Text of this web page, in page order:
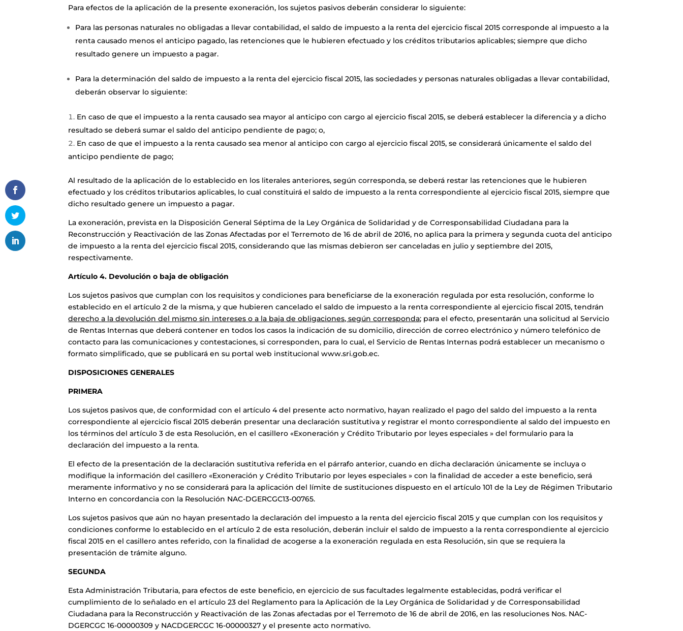
Para efectos de la aplicación de la presente exoneración, los sujetos pasivos deberán considerar lo siguiente:
Para las personas naturales no obligadas a llevar contabilidad, el saldo de impuesto a la renta del ejercicio fiscal 2015 corresponde al impuesto a la
renta causado menos el anticipo pagado, las retenciones que le hubieren efectuado y los créditos tributarios aplicables; siempre que dicho
resultado genere un impuesto a pagar.
Para la determinación del saldo de impuesto a la renta del ejercicio fiscal 2015, las sociedades y personas naturales obligadas a llevar contabilidad,
deberán observar lo siguiente:
En caso de que el impuesto a la renta causado sea mayor al anticipo con cargo al ejercicio fiscal 2015, se deberá establecer la diferencia y a dicho
resultado se deberá sumar el saldo del anticipo pendiente de pago; o,
En caso de que el impuesto a la renta causado sea menor al anticipo con cargo al ejercicio fiscal 2015, se considerará únicamente el saldo del
anticipo pendiente de pago;
Al resultado de la aplicación de lo establecido en los literales anteriores, según corresponda, se deberá restar las retenciones que le hubieren
efectuado y los créditos tributarios aplicables, lo cual constituirá el saldo de impuesto a la renta correspondiente al ejercicio fiscal 2015, siempre que
dicho resultado genere un impuesto a pagar.
La exoneración, prevista en la Disposición General Séptima de la Ley Orgánica de Solidaridad y de Corresponsabilidad Ciudadana para la
Reconstrucción y Reactivación de las Zonas Afectadas por el Terremoto de 16 de abril de 2016, no aplica para la primera y segunda cuota del anticipo
de impuesto a la renta del ejercicio fiscal 2015, considerando que las mismas debieron ser canceladas en julio y septiembre del 2015,
respectivamente.
Artículo 4. Devolución o baja de obligación
Los sujetos pasivos que cumplan con los requisitos y condiciones para beneficiarse de la exoneración regulada por esta resolución, conforme lo
establecido en el artículo 2 de la misma, y que hubieren cancelado el saldo de impuesto a la renta correspondiente al ejercicio fiscal 2015, tendrán
derecho a la devolución del mismo sin intereses o a la baja de obligaciones, según corresponda; para el efecto, presentarán una solicitud al Servicio
de Rentas Internas que deberá contener en todos los casos la indicación de su domicilio, dirección de correo electrónico y número telefónico de
contacto para las comunicaciones y contestaciones, si corresponden, para lo cual, el Servicio de Rentas Internas podrá establecer un mecanismo o
formato simplificado, que se publicará en su portal web institucional www.sri.gob.ec.
DISPOSICIONES GENERALES
PRIMERA
Los sujetos pasivos que, de conformidad con el artículo 4 del presente acto normativo, hayan realizado el pago del saldo del impuesto a la renta
correspondiente al ejercicio fiscal 2015 deberán presentar una declaración sustitutiva y registrar el monto correspondiente al saldo del impuesto en
los términos del artículo 3 de esta Resolución, en el casillero «Exoneración y Crédito Tributario por leyes especiales » del formulario para la
declaración del impuesto a la renta.
El efecto de la presentación de la declaración sustitutiva referida en el párrafo anterior, cuando en dicha declaración únicamente se incluya o
modifique la información del casillero «Exoneración y Crédito Tributario por leyes especiales » con la finalidad de acceder a este beneficio, será
meramente informativo y no se considerará para la aplicación del límite de sustituciones dispuesto en el artículo 101 de la Ley de Régimen Tributario
Interno en concordancia con la Resolución NAC-DGERCGC13-00765.
Los sujetos pasivos que aún no hayan presentado la declaración del impuesto a la renta del ejercicio fiscal 2015 y que cumplan con los requisitos y
condiciones conforme lo establecido en el artículo 2 de esta resolución, deberán incluir el saldo de impuesto a la renta correspondiente al ejercicio
fiscal 2015 en el casillero antes referido, con la finalidad de acogerse a la exoneración regulada en esta Resolución, sin que se requiera la
presentación de trámite alguno.
SEGUNDA
Esta Administración Tributaria, para efectos de este beneficio, en ejercicio de sus facultades legalmente establecidas, podrá verificar el
cumplimiento de lo señalado en el artículo 23 del Reglamento para la Aplicación de la Ley Orgánica de Solidaridad y de Corresponsabilidad
Ciudadana para la Reconstrucción y Reactivación de las Zonas afectadas por el Terremoto de 16 de abril de 2016, en las resoluciones Nos. NAC-
DGERCGC 16-00000309 y NACDGERCGC 16-00000327 y el presente acto normativo.